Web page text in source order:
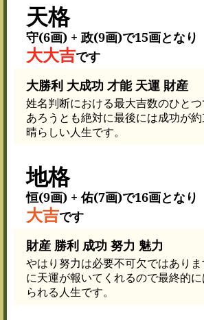
天格
守(6画) + 政(9画)で15画となり
大大吉です
大勝利 大成功 才能 天運 財産
姓名判断における最大吉数のひと
あろうとも絶対に最後には成功が
晴らしい人生です。
地格
恒(9画) + 佑(7画)で16画となり
大吉です
財産 勝利 成功 努力 魅力
やはり努力は必要不可欠ではあり
に天運が報いてくれるので最終的
られる人生です。